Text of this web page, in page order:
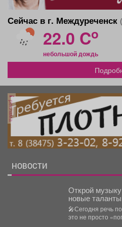
Сейчас в г. Междуреченск
22.0 Co
небольшой дождь
реклама
НОВОСТИ
Открой
новые
🎤Сегодня речь пойдет о
это не просто